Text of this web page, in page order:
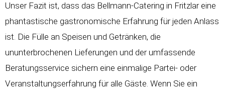
Unser Fazit ist, dass das Bellmann-Catering in Fritzlar eine
phantastische gastronomische Erfahrung für jeden Anlass
ist. Die Fülle an Speisen und Getränken, die
ununterbrochenen Lieferungen und der umfassende
Beratungsservice sichern eine einmalige Partei- oder
Veranstaltungserfahrung für alle Gäste. Wenn Sie ein